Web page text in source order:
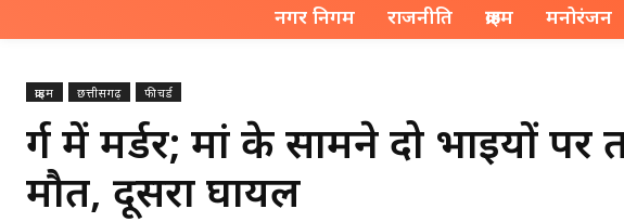
नगर निगम राजनीति क्राइम मनोरंजन
क्राइम छत्तीसगढ़ फीचर्ड
दुर्ग में मर्डर; मां के सामने दो भाइयों
मौत, दूसरा घायल